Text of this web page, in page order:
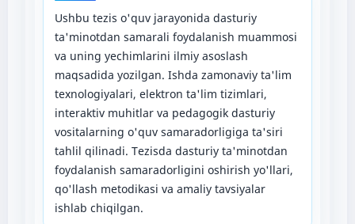
Ushbu tezis o'quv jarayonida dasturiy
ta'minotdan samarali foydalanish muammosi
va uning yechimlarini ilmiy asoslash
maqsadida yozilgan. Ishda zamonaviy ta'lim
texnologiyalari, elektron ta'lim tizimlari,
interaktiv muhitlar va pedagogik dasturiy
vositalarning o'quv samaradorligiga ta'siri
tahlil qilinadi. Tezisda dasturiy ta'minotdan
foydalanish samaradorligini oshirish yo'llari,
qo'llash metodikasi va amaliy tavsiyalar
ishlab chiqilgan.